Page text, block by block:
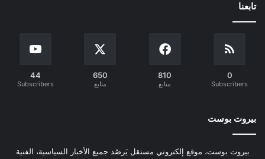
تابعنا
0
Subscribers
810
متابع
650
متابع
44
Subscribers
بيروت بوست
بيروت بوست، موقع إلكتروني مستقل يَرصُد جميع الأخبار السياسية، الفنية